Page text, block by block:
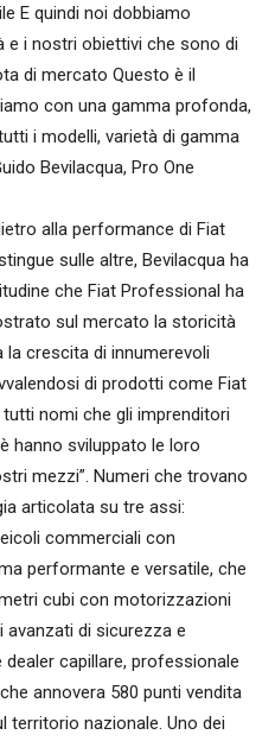
E quindi noi dobbiamo
i nostri obiettivi che sono di
di mercato Questo è il
con una gamma profonda,
i modelli, varietà di gamma
Bevilacqua, Pro One
alla performance di Fiat
sulle altre, Bevilacqua ha
che Fiat Professional ha
sul mercato la storicità
la crescita di innumerevoli
di prodotti come Fiat
nomi che gli imprenditori
hanno sviluppato le loro
mezzi”. Numeri che trovano
articolata su tre assi:
commerciali con
performante e versatile, che
cubi con motorizzazioni
di sicurezza e
capillare, professionale
annovera 580 punti vendita
territorio nazionale. Uno dei